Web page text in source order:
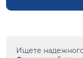
Ищете